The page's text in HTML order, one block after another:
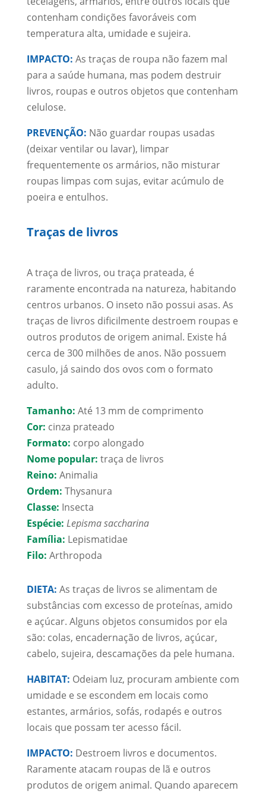
contenham condições favoráveis com
temperatura alta, umidade e sujeira.
IMPACTO: As traças de roupa não fazem mal
para a saúde humana, mas podem destruir
livros, roupas e outros objetos que contenham
celulose.
PREVENÇÃO: Não guardar roupas usadas
(deixar ventilar ou lavar), limpar
frequentemente os armários, não misturar
roupas limpas com sujas, evitar acúmulo de
poeira e entulhos.
Traças de livros
A traça de livros, ou traça prateada, é
raramente encontrada na natureza, habitando
centros urbanos. O inseto não possui asas. As
traças de livros dificilmente destroem roupas e
outros produtos de origem animal. Existe há
cerca de 300 milhões de anos. Não possuem
casulo, já saindo dos ovos com o formato
adulto.
Tamanho: Até 13 mm de comprimento
Cor: cinza prateado
Formato: corpo alongado
Nome popular: traça de livros
Reino: Animalia
Ordem: Thysanura
Classe: Insecta
Espécie: Lepisma saccharina
Família: Lepismatidae
Filo: Arthropoda
DIETA: As traças de livros se alimentam de
substâncias com excesso de proteínas, amido
e açúcar. Alguns objetos consumidos por ela
são: colas, encadernação de livros, açúcar,
cabelo, sujeira, descamações da pele humana.
HABITAT: Odeiam luz, procuram ambiente com
umidade e se escondem em locais como
estantes, armários, sofás, rodapés e outros
locais que possam ter acesso fácil.
IMPACTO: Destroem livros e documentos.
Raramente atacam roupas de lã e outros
produtos de origem animal. Quando aparecem